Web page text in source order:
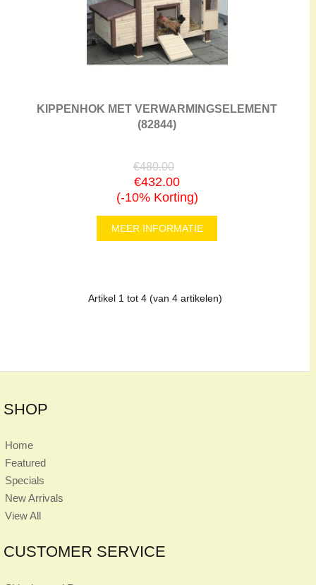
KIPPENHOK MET VERWARMINGSELEMENT
(82844)
€480.00
€432.00
(-10% Korting)
MEER INFORMATIE
Artikel 1tot 4(van 4artikelen)
SHOP
Home
Featured
Specials
New Arrivals
View All
CUSTOMER SERVICE